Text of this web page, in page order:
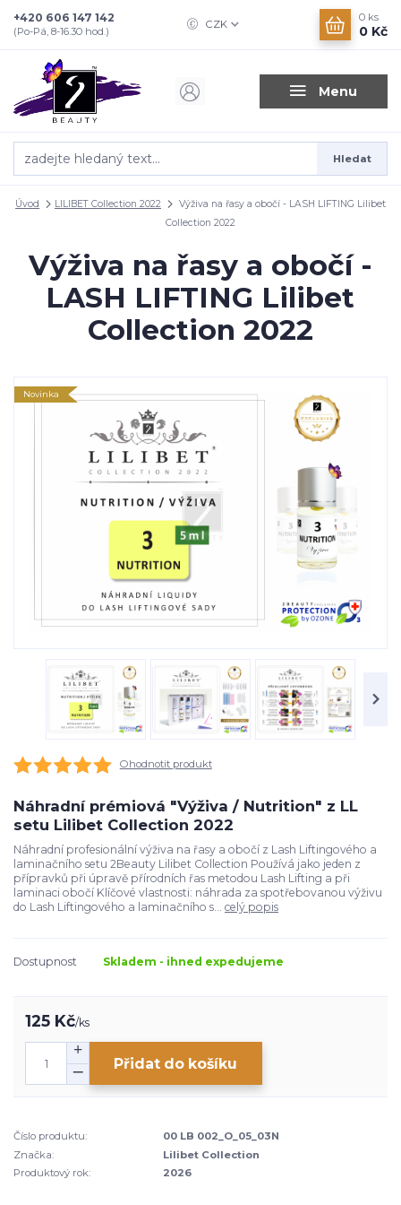
Menu
CZK
Hledat
+420 606 147 142
(Po-Pá, 8-16.30 hod.)
0 ks
0 Kč
Úvod LILIBET Collection 2022
Výživa na řasy a obočí - LASH LIFTING Lilibet
Collection 2022
Výživa na řasy a obočí -
LASH LIFTING Lilibet
Collection 2022
Novinka
Ohodnotit produkt
Náhradní prémiová "Výživa / Nutrition" z LL
setu Lilibet Collection 2022
Náhradní profesionální výživa na řasy a obočí z Lash Liftingového a
laminačního setu 2Beauty Lilibet Collection Používá jako jeden z
přípravků při úpravě přírodních řas metodou Lash Lifting a při
laminaci obočí Klíčové vlastnosti: náhrada za spotřebovanou výživu
do Lash Liftingového a laminačního s... celý popis
Dostupnost Skladem - ihned expedujeme
125 Kč/ks
Přidat do košíku
Číslo produktu:
00 LB 002_O_05_03N
Značka:
Lilibet Collection
Produktový rok:
2026